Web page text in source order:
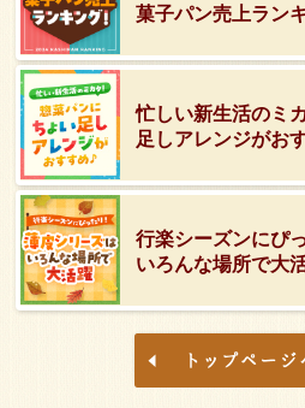
菓子パン売上ラン
忙しい新生活のミ
足しアレンジがお
行楽シーズンにぴ
いろんな場所で大